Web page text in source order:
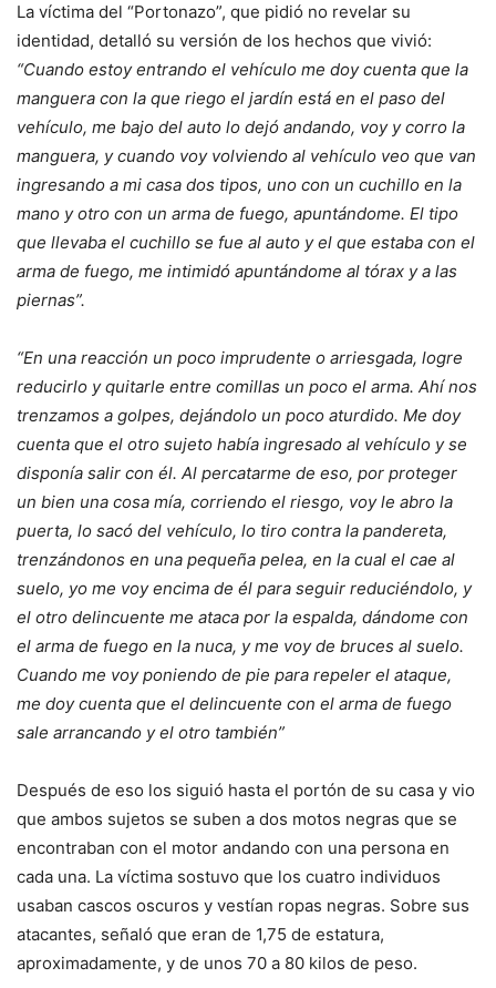
La víctima del “Portonazo”, que pidió no revelar su
identidad, detalló su versión de los hechos que vivió:
“Cuando estoy entrando el vehículo me doy cuenta que la
manguera con la que riego el jardín está en el paso del
vehículo, me bajo del auto lo dejó andando, voy y corro la
manguera, y cuando voy volviendo al vehículo veo que van
ingresando a mi casa dos tipos, uno con un cuchillo en la
mano y otro con un arma de fuego, apuntándome. El tipo
que llevaba el cuchillo se fue al auto y el que estaba con el
arma de fuego, me intimidó apuntándome al tórax y a las
piernas”.
“En una reacción un poco imprudente o arriesgada, logre
reducirlo y quitarle entre comillas un poco el arma. Ahí nos
trenzamos a golpes, dejándolo un poco aturdido. Me doy
cuenta que el otro sujeto había ingresado al vehículo y se
disponía salir con él. Al percatarme de eso, por proteger
un bien una cosa mía, corriendo el riesgo, voy le abro la
puerta, lo sacó del vehículo, lo tiro contra la pandereta,
trenzándonos en una pequeña pelea, en la cual el cae al
suelo, yo me voy encima de él para seguir reduciéndolo, y
el otro delincuente me ataca por la espalda, dándome con
el arma de fuego en la nuca, y me voy de bruces al suelo.
Cuando me voy poniendo de pie para repeler el ataque,
me doy cuenta que el delincuente con el arma de fuego
sale arrancando y el otro también”
Después de eso los siguió hasta el portón de su casa y vio
que ambos sujetos se suben a dos motos negras que se
encontraban con el motor andando con una persona en
cada una. La víctima sostuvo que los cuatro individuos
usaban cascos oscuros y vestían ropas negras. Sobre sus
atacantes, señaló que eran de 1,75 de estatura,
aproximadamente, y de unos 70 a 80 kilos de peso.